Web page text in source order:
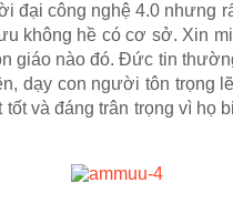
đại công nghệ 4.0 nhưng
không hề có cơ sở. Xin
giáo nào đó. Đức tin
dạy con người tôn trọng
và đáng trân trọng vì họ